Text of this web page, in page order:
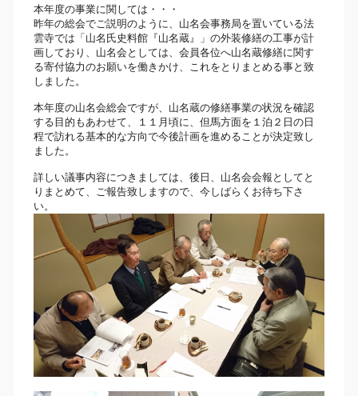
本年度の事業に関しては・・・
昨年の総会でご説明のように、山名会事務局を置いている法
雲寺では「山名氏史料館『山名蔵』」の外装修繕の工事が計
画しており、山名会としては、会員各位へ山名蔵修繕に関す
る寄付協力のお願いを働きかけ、これをとりまとめる事と致
しました。
本年度の山名会総会ですが、山名蔵の修繕事業の状況を確認
する目的もあわせて、１１月頃に、但馬方面を１泊２日の日
程で訪れる基本的な方向で今後計画を進めることが決定致し
ました。
詳しい議事内容につきましては、後日、山名会会報としてと
りまとめて、ご報告致しますので、今しばらくお待ち下さ
い。